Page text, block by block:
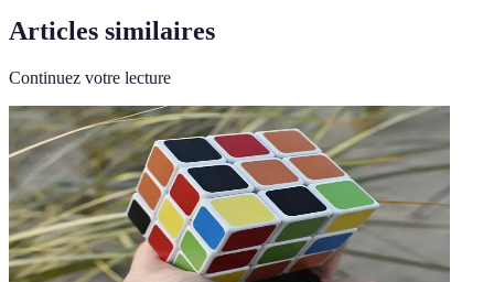
Articles similaires
Continuez votre lecture